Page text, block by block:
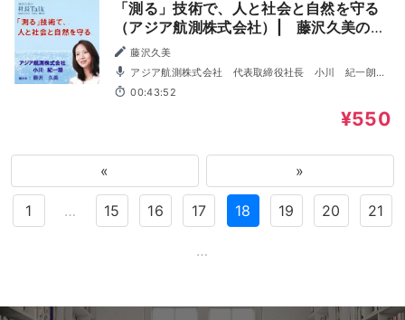
「測る」技術で、人と社会と自然を守る
（アジア航測株式会社）| 藤沢久美の社
長Talk
藤沢久美
ん, 藤沢久美
00:43:52
¥550
« »
1 … 15 16 17 18 19 20 21
…